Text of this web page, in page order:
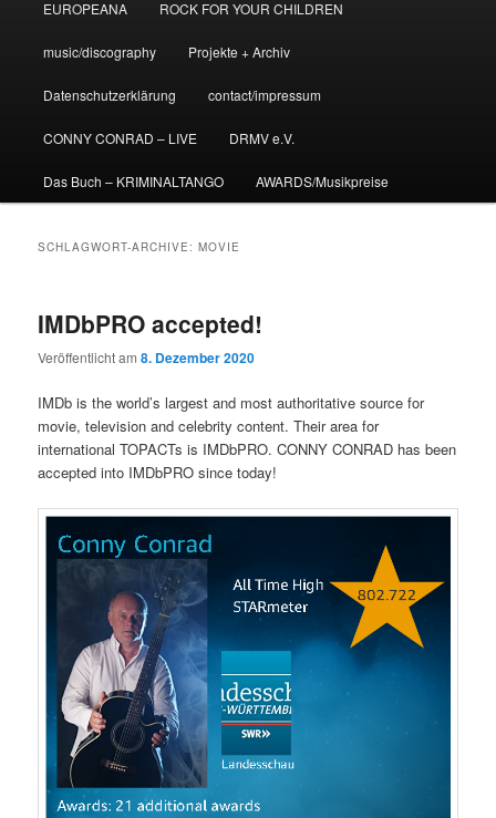
EUROPEANA ROCK FOR YOUR CHILDREN
music/discography Projekte + Archiv
Datenschutzerklärung contact/impressum
CONNY CONRAD – LIVE DRMV e.V.
Das Buch – KRIMINALTANGO AWARDS/Musikpreise
SCHLAGWORT-ARCHIVE:MOVIE
IMDbPRO accepted!
Veröffentlicht am8. Dezember 2020
IMDb is the world’s largest and most authoritative source for
movie, television and celebrity content. Their area for
international TOPACTs is IMDbPRO. CONNY CONRAD has been
accepted into IMDbPRO since today!